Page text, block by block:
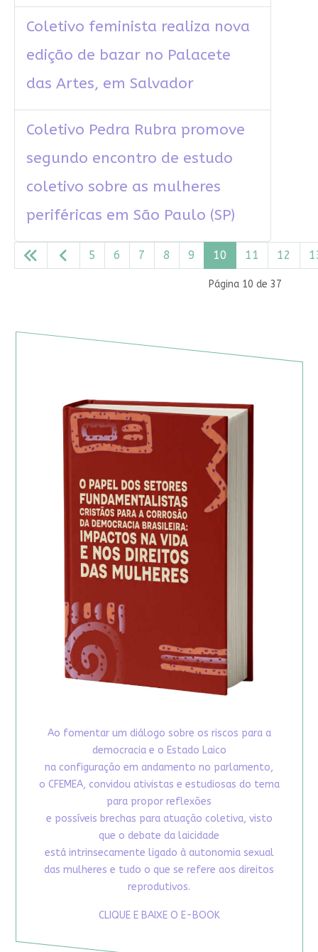
Coletivo feminista realiza nova
edição de bazar no Palacete
das Artes, em Salvador
Coletivo Pedra Rubra promove
segundo encontro de estudo
coletivo sobre as mulheres
periféricas em São Paulo (SP)
Página 10 de 37
5 6 7 8 9 10 11 12
Ao fomentar um diálogo sobre os riscos para a
democracia e o Estado Laico
na configuração em andamento no parlamento,
o CFEMEA, convidou ativistas e estudiosas do tema
para propor reflexões
e possíveis brechas para atuação coletiva, visto
que o debate da laicidade
está intrinsecamente ligado à autonomia sexual
das mulheres e tudo o que se refere aos direitos
reprodutivos.
CLIQUE E BAIXE O E-BOOK